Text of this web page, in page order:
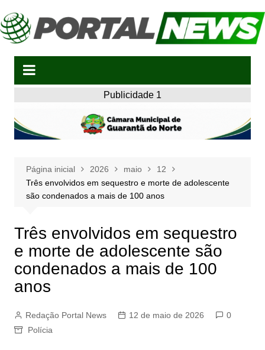
para
o
Publicidade 1
Página inicial 2026 maio
12
Três envolvidos em sequestro e morte de adolescente
são condenados a mais de 100 anos
Três envolvidos em sequestro
e morte de adolescente são
condenados a mais de 100
anos
Redação Portal News 12 de maio de 2026
0
Polícia